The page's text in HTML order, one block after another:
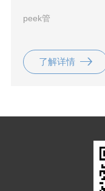
peek管
了解详情